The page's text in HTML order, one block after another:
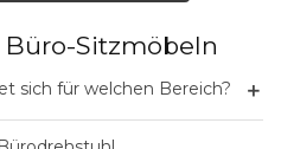
Sitzmöbeln
sich für welchen Bereich? ＋